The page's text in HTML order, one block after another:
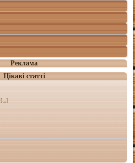
Реклама
Цікаві статті
[...]